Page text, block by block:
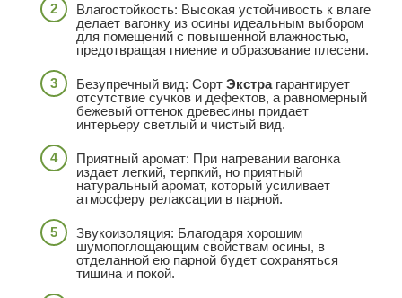
Влагостойкость: Высокая устойчивость к влаге
делает вагонку из осины идеальным выбором
для помещений с повышенной влажностью,
предотвращая гниение и образование плесени.
Безупречный вид: Сорт Экстрагарантирует
отсутствие сучков и дефектов, а равномерный
бежевый оттенок древесины придает
интерьеру светлый и чистый вид.
Приятный аромат: При нагревании вагонка
издает легкий, терпкий, но приятный
натуральный аромат, который усиливает
атмосферу релаксации в парной.
Звукоизоляция: Благодаря хорошим
шумопоглощающим свойствам осины, в
отделанной ею парной будет сохраняться
тишина и покой.